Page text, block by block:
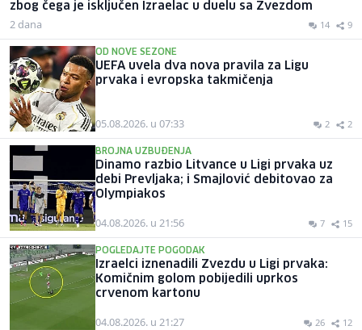
zbog čega je isključen Izraelac u duelu sa Zvezdom
2 dana 14 9
OD NOVE SEZONE
UEFA uvela dva nova pravila za Ligu
prvaka i evropska takmičenja
05.08.2026. u 07:33 2 2
BROJNA UZBUĐENJA
Dinamo razbio Litvance u Ligi prvaka uz
debi Prevljaka; i Smajlović debitovao za
Olympiakos
04.08.2026. u 21:56 7 15
POGLEDAJTE POGODAK
Izraelci iznenadili Zvezdu u Ligi prvaka:
Komičnim golom pobijedili uprkos
crvenom kartonu
04.08.2026. u 21:27 26 12